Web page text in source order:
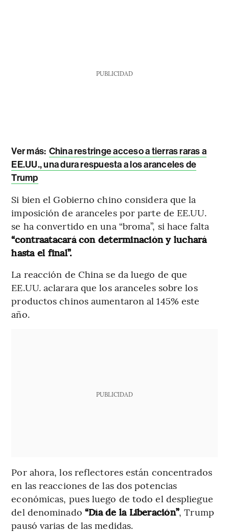
PUBLICIDAD
Ver más: China restringe acceso a tierras raras a
EE.UU., una dura respuesta a los aranceles de
Trump
Si bien el Gobierno chino considera que la
imposición de aranceles por parte de EE.UU.
se ha convertido en una “broma”, si hace falta
“contraatacará con determinación y luchará
hasta el final”.
La reacción de China se da luego de que
EE.UU. aclarara que los aranceles sobre los
productos chinos aumentaron al 145% este
año.
PUBLICIDAD
Por ahora, los reflectores están concentrados
en las reacciones de las dos potencias
económicas, pues luego de todo el despliegue
del denominado “Día de la Liberación”, Trump
pausó varias de las medidas.